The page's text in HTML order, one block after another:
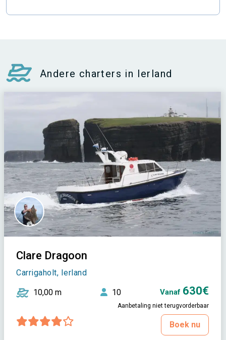
Andere charters in Ierland
Clare Dragoon
Carrigaholt, Ierland
10,00 m 10 Vanaf 630€
Aanbetaling niet terugvorderbaar
Boek nu